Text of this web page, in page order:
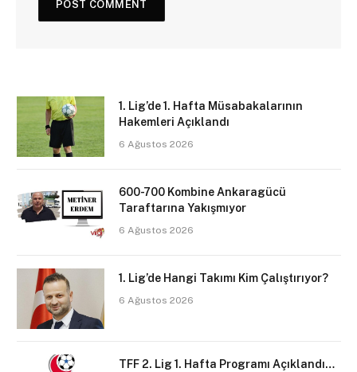
1. Lig’de 1. Hafta Müsabakalarının
Hakemleri Açıklandı
6 Ağustos 2026
600-700 Kombine Ankaragücü
Taraftarına Yakışmıyor
6 Ağustos 2026
1. Lig’de Hangi Takımı Kim Çalıştırıyor?
6 Ağustos 2026
TFF 2. Lig 1. Hafta Programı Açıklandı…